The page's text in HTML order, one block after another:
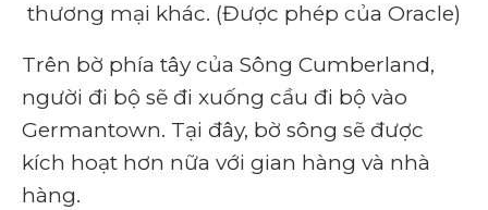
thương mại khác. (Được phép của Oracle)
Trên bờ phía tây của Sông Cumberland,
người đi bộ sẽ đi xuống cầu đi bộ vào
Germantown. Tại đây, bờ sông sẽ được
kích hoạt hơn nữa với gian hàng và nhà
hàng.